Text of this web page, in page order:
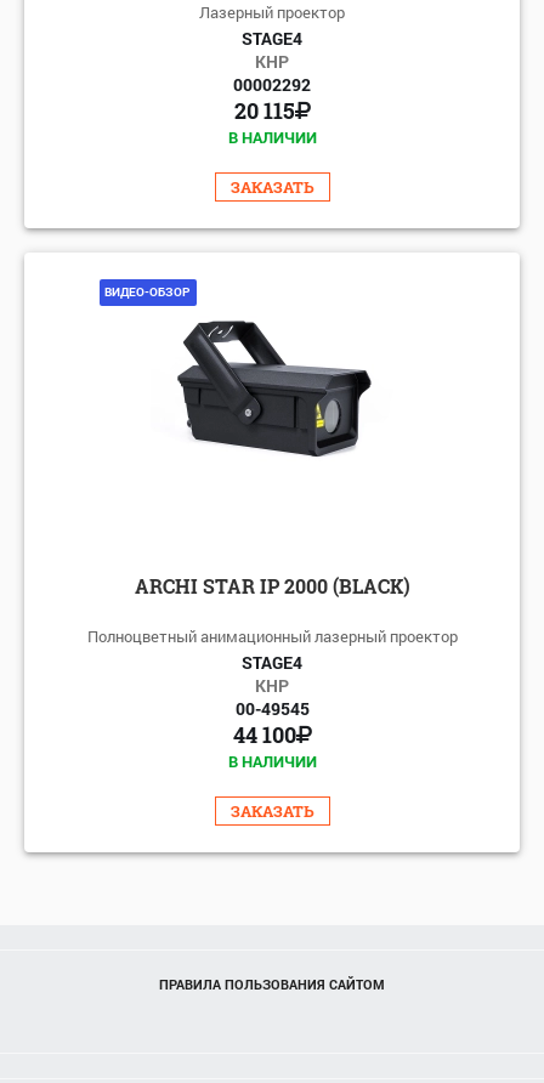
Лазерный проектор
STAGE4
КНР
00002292
20 115
В НАЛИЧИИ
ЗАКАЗАТЬ
ВИДЕО-ОБЗОР
ARCHI STAR IP 2000 (BLACK)
Полноцветный анимационный лазерный проектор
STAGE4
КНР
00-49545
44 100
В НАЛИЧИИ
ЗАКАЗАТЬ
ПРАВИЛА ПОЛЬЗОВАНИЯ САЙТОМ